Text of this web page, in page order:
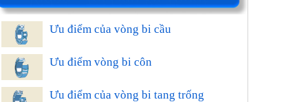
Ưu điểm của vòng bi cầu
Ưu điểm vòng bi côn
Ưu điểm của vòng bi tang trống